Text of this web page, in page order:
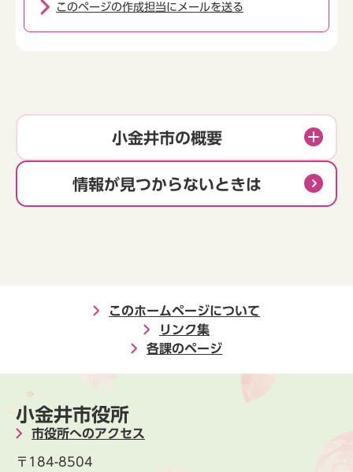
このページの作成担当にメールを送る
小金井市の概要
情報が見つからないときは
このホームページについて
リンク集
各課のページ
小金井市役所
市役所へのアクセス
〒184-8504